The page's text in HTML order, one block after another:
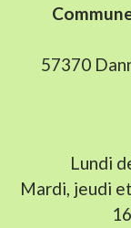
57370
Lundi
Mardi, jeudi